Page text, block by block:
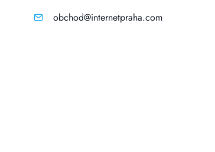
obchod@internetpraha.com